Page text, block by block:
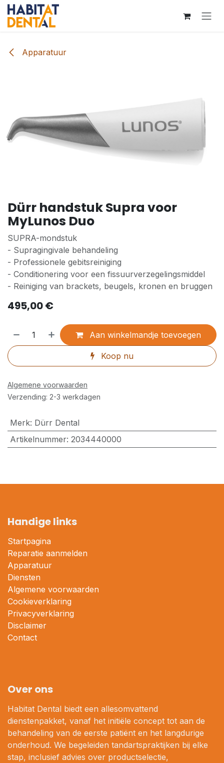
Overslaan naar inhoud
Apparatuur
Dürr handstuk Supra voor
MyLunos Duo
SUPRA-mondstuk
- Supragingivale behandeling
- Professionele gebitsreiniging
- Conditionering voor een fissuurverzegelingsmiddel
- Reiniging van brackets, beugels, kronen en bruggen
495,00€
Aan winkelmandje toevoegen
Koop nu
Algemene voorwaarden
Verzending: 2-3 werkdagen
Merk: Dürr Dental
Artikelnummer: 2034440000
Handige links
Startpagina
Reparatie aanmelden
Apparatuur
Diensten
Algemene voorwaarden
Cookieverklaring
Privacyverklaring
Disclaimer
Contact
Over ons
Habitat Dental biedt een allesomvattend
dienstenpakket, vanaf het initiële concept tot aan de
behandeling van de eerste patiënt en het langdurige
onderhoud. We begeleiden tandartspraktijken bij elke
stap, inclusief advies over productselectie,